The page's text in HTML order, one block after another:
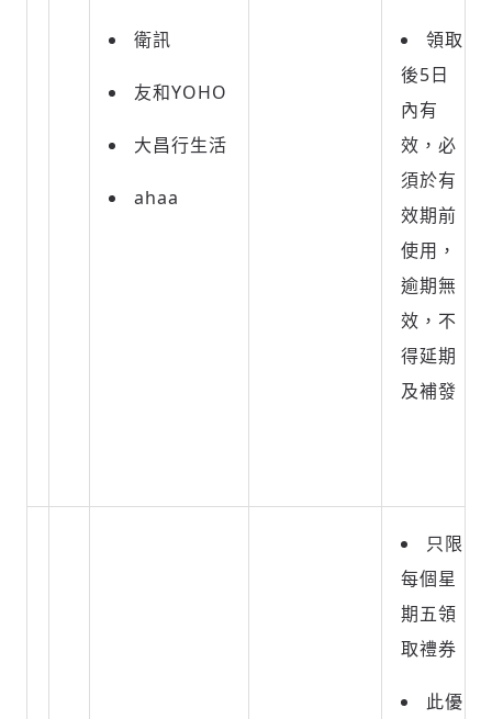
衛訊
友和YOHO
大昌行生活
ahaa
領取
後5日
內有
效，必
須於有
效期前
使用，
逾期無
效，不
得延期
及補發
只限
每個星
期五領
取禮券
此優